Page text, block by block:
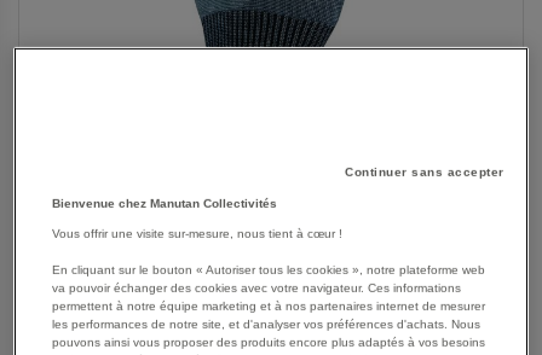
BEGINNING
Les avantages
L'enduction en polyuréthane du gant VECUTF08 va
permettre d'avoir une bonne accroche grâce à sa
fonction antidérapante.
Ajustement parfait permettant aux utilisateurs de ne pas
Continuer sans accepter
Bienvenue chez Manutan Collectivités
Vous offrir une visite sur-mesure, nous tient à cœur !
En cliquant sur le bouton « Autoriser tous les cookies », notre plateforme web
va pouvoir échanger des cookies avec votre navigateur. Ces informations
permettent à notre équipe marketing et à nos partenaires internet de mesurer
les performances de notre site, et d'analyser vos préférences d'achats. Nous
pouvons ainsi vous proposer des produits encore plus adaptés à vos besoins